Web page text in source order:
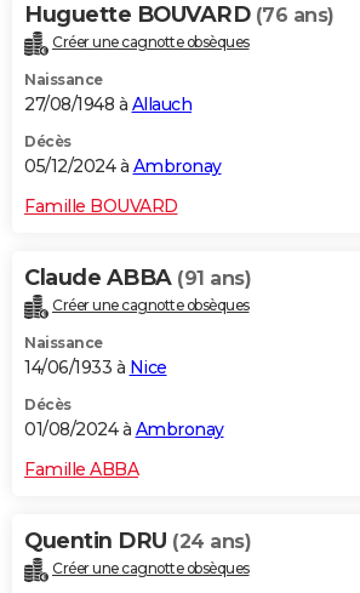
Huguette BOUVARD (76 ans)
Créer une cagnotte obsèques
Naissance
27/08/1948 à Allauch
Décès
05/12/2024 à Ambronay
Famille BOUVARD
Claude ABBA (91 ans)
Créer une cagnotte obsèques
Naissance
14/06/1933 à Nice
Décès
01/08/2024 à Ambronay
Famille ABBA
Quentin DRU (24 ans)
Créer une cagnotte obsèques